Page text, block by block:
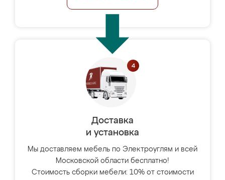
Доставка
и установка
Мы доставляем мебель по Электроуглям и всей
Московской области бесплатно!
Стоимость сборки мебели: 10% от стоимости